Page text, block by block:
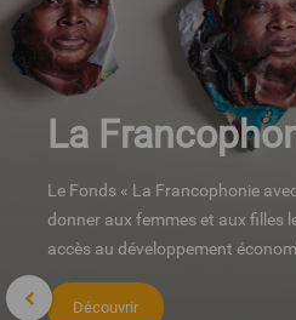
La
Le Fonds « La Francophonie
donner aux femmes et aux filles
accès au développement
Découvrir